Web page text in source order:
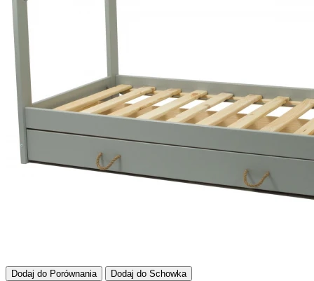
Dodaj do Porównania Dodaj do Schowka